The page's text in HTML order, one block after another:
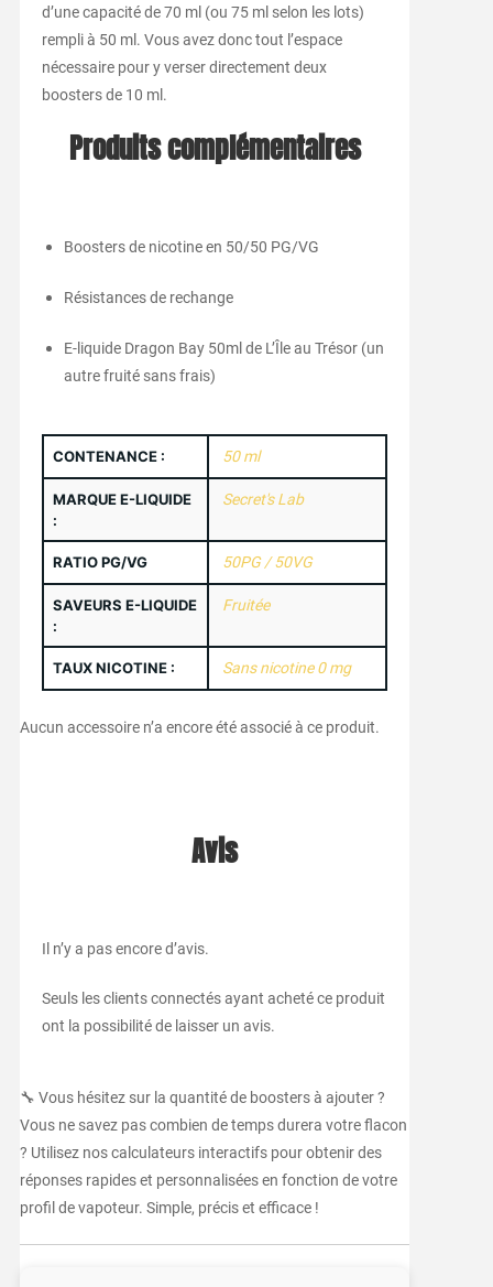
d’une capacité de 70 ml (ou 75 ml selon les lots)
rempli à 50 ml. Vous avez donc tout l’espace
nécessaire pour y verser directement deux
boosters de 10 ml.
Produits complémentaires
Boosters de nicotine en 50/50 PG/VG
Résistances de rechange
E-liquide Dragon Bay 50ml de L’Île au Trésor (un
autre fruité sans frais)
CONTENANCE : 50 ml
MARQUE E-LIQUIDE
:
Secret's Lab
RATIO PG/VG 50PG / 50VG
SAVEURS E-LIQUIDE
:
Fruitée
TAUX NICOTINE : Sans nicotine 0 mg
Aucun accessoire n’a encore été associé à ce produit.
Avis
Il n’y a pas encore d’avis.
Seuls les clients connectés ayant acheté ce produit
ont la possibilité de laisser un avis.
🔧 Vous hésitez sur la quantité de boosters à ajouter ?
Vous ne savez pas combien de temps durera votre flacon
? Utilisez nos calculateurs interactifs pour obtenir des
réponses rapides et personnalisées en fonction de votre
profil de vapoteur. Simple, précis et efficace !